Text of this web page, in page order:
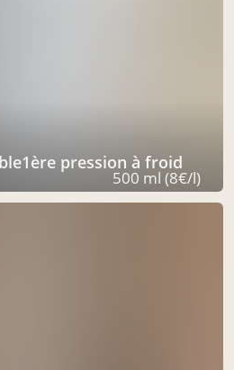
pression à froid
500 ml (8€/l)